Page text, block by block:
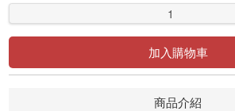
1
加入購物車
商品介紹